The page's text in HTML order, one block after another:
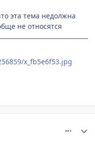
эта тема недолжна
не относятся
x_fb5e6f53.jpg